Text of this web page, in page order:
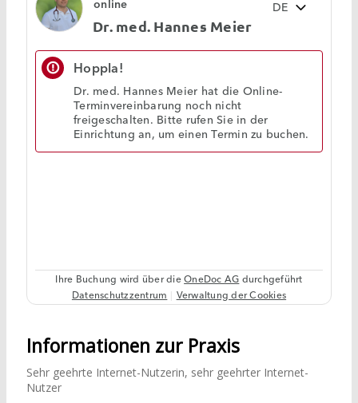
Informationen zur Praxis
Sehr geehrte Internet-Nutzerin, sehr geehrter Internet-
Nutzer